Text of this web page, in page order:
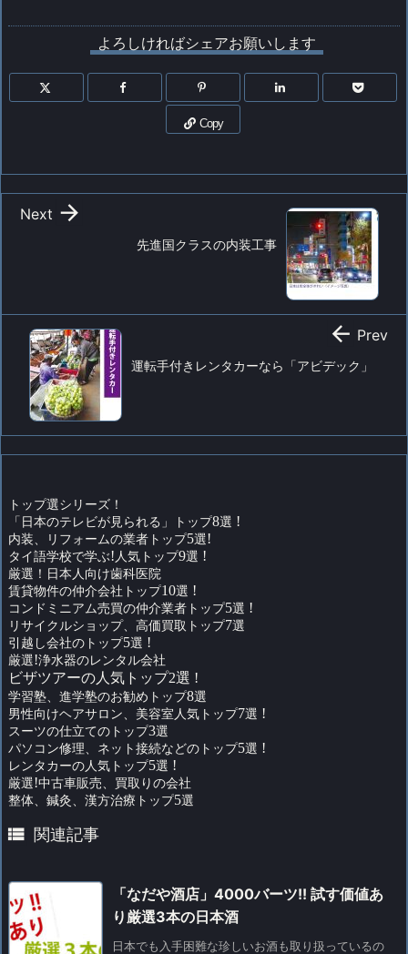
よろしければシェアお願いします
Copy
先進国クラスの内装工事

Next
運転手付きレンタカーなら「アビデック」
 Prev
トップ選シリーズ！
「日本のテレビが見られる」トップ8選 !
内装、リフォームの業者トップ5選!
タイ語学校で学ぶ! 人気トップ9選 !
厳選！日本人向け歯科医院
賃貸物件の仲介会社トップ10選 !
コンドミニアム売買の仲介業者トップ5選 !
リサイクルショップ、高価買取トップ7選
引越し会社のトップ5選 !
厳選!浄水器のレンタル会社
ビザツアーの人気トップ2選 !
学習塾、進学塾のお勧めトップ8選
男性向けヘアサロン、美容室人気トップ7選 !
スーツの仕立てのトップ3選
パソコン修理、ネット接続などのトップ5選 !
レンタカーの人気トップ5選 !
厳選!中古車販売、買取りの会社
整体、鍼灸、漢方治療トップ5選
 関連記事
「なだや酒店」4000バーツ!! 試す価値あ
り厳選3本の日本酒
日本でも入手困難な珍しいお酒も取り扱っているの